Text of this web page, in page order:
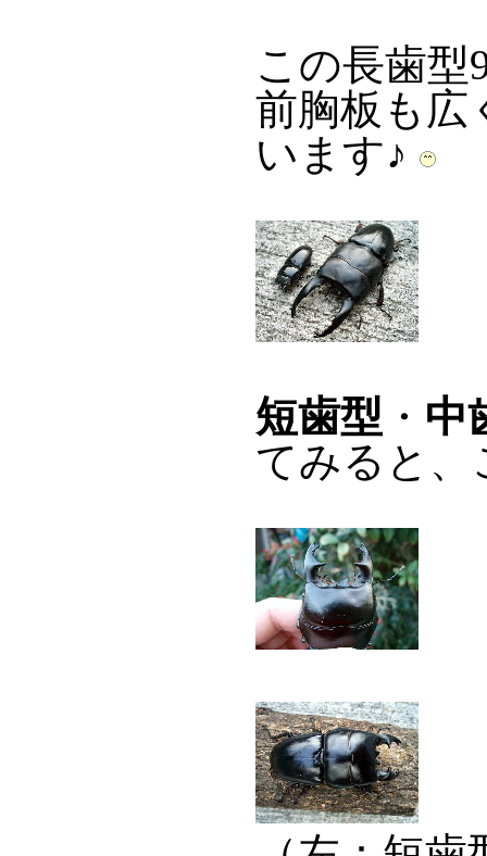
この長歯型
前胸板も広
います♪
短歯型 ・ 中
てみると、